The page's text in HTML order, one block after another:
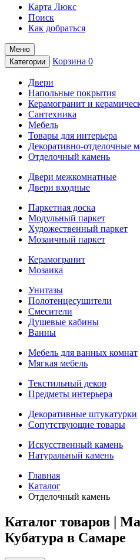
Карта Люкс
Поиск
Как добраться
Меню
Категории
Корзина 0
Двери
Напольные покрытия
Керамогранит и
Сантехника
Мебель
Товары для интерьера
Декоративно-отделочные
Отделочный камень
Двери межкомнатные
Двери входные
Паркетная доска
Модульный паркет
Художественный паркет
Мозаичный паркет
Керамогранит
Мозаика
Унитазы
Полотенцесушители
Смесители
Душевые кабины
Ванны
Мебель для ванных комнат
Мягкая мебель
Текстильный декор
Предметы интерьера
Декоративные штукатурки
Сопутствующие товары
Искусственный камень
Натуральный камень
Главная
Каталог
Отделочный камень
Каталог товаров |
Кубатура в Самаре